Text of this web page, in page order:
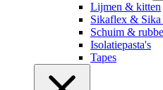
Lijmen & kitten
Sikaflex & Sika
Schuim &
Isolatiepasta's
Tapes